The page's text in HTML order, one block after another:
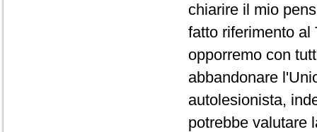
chiarire il mio
fatto riferimento al
opporremo con
abbandonare
autolesionista,
potrebbe valutare